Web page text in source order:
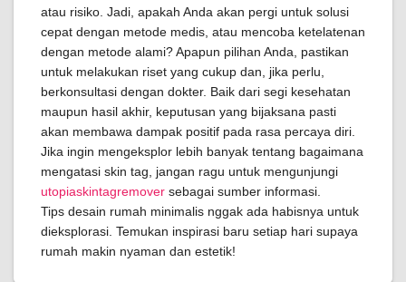
atau risiko. Jadi, apakah Anda akan pergi untuk solusi
cepat dengan metode medis, atau mencoba ketelatenan
dengan metode alami? Apapun pilihan Anda, pastikan
untuk melakukan riset yang cukup dan, jika perlu,
berkonsultasi dengan dokter. Baik dari segi kesehatan
maupun hasil akhir, keputusan yang bijaksana pasti
akan membawa dampak positif pada rasa percaya diri.
Jika ingin mengeksplor lebih banyak tentang bagaimana
mengatasi skin tag, jangan ragu untuk mengunjungi
utopiaskintagremover sebagai sumber informasi.
Tips desain rumah minimalis nggak ada habisnya untuk
dieksplorasi. Temukan inspirasi baru setiap hari supaya
rumah makin nyaman dan estetik!